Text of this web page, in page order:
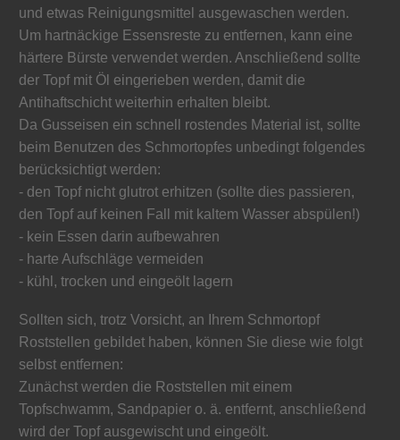
und etwas Reinigungsmittel ausgewaschen werden.
Um hartnäckige Essensreste zu entfernen, kann eine
härtere Bürste verwendet werden. Anschließend sollte
der Topf mit Öl eingerieben werden, damit die
Antihaftschicht weiterhin erhalten bleibt.
Da Gusseisen ein schnell rostendes Material ist, sollte
beim Benutzen des Schmortopfes unbedingt folgendes
berücksichtigt werden:
- den Topf nicht glutrot erhitzen (sollte dies passieren,
den Topf auf keinen Fall mit kaltem Wasser abspülen!)
- kein Essen darin aufbewahren
- harte Aufschläge vermeiden
- kühl, trocken und eingeölt lagern
Sollten sich, trotz Vorsicht, an Ihrem Schmortopf
Roststellen gebildet haben, können Sie diese wie folgt
selbst entfernen:
Zunächst werden die Roststellen mit einem
Topfschwamm, Sandpapier o. ä. entfernt, anschließend
wird der Topf ausgewischt und eingeölt.